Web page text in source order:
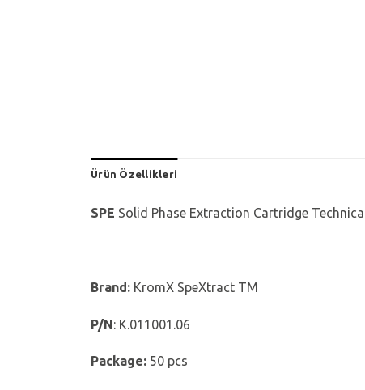
Ürün Özellikleri
SPE Solid Phase Extraction Cartridge
Brand: KromX SpeXtract TM
P/N: K.011001.06
Package: 50 pcs